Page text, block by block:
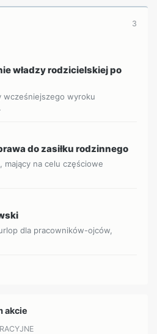
3
władzy rodzicielskiej po
wcześniejszego wyroku
do zasiłku rodzinnego
mający na celu częściowe
dla pracowników-ojców,
akcie